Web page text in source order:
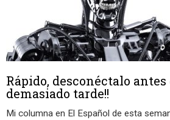
Rápido, desconéctalo antes
demasiado tarde!!
Mi columna en El Español de esta